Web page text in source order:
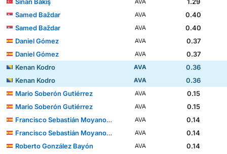
Samed Baždar
AVA
0.40
Samed Baždar
AVA
0.40
Daniel Gómez
AVA
0.37
Daniel Gómez
AVA
0.37
Kenan Kodro
AVA
0.36
Kenan Kodro
AVA
0.36
Mario Soberón Gutiérrez
AVA
0.15
Mario Soberón Gutiérrez
AVA
0.15
Francisco Sebastián Moyano Jiménez
AVA
0.14
Francisco Sebastián Moyano Jiménez
AVA
0.14
Roberto González Bayón
AVA
0.14